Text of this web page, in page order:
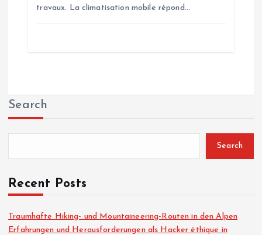
travaux. La climatisation mobile répond…
Search
Search
Recent Posts
Traumhafte Hiking- und Mountaineering-Routen in den Alpen
Erfahrungen und Herausforderungen als Hacker éthique in